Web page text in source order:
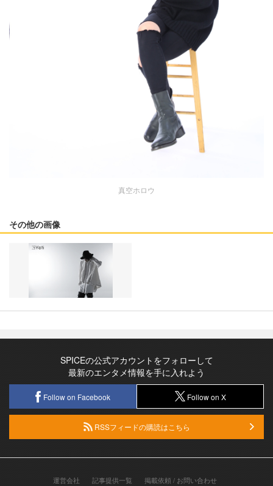
真空ホロウ
その他の画像
SPICEの公式アカウントをフォローして
最新のエンタメ情報を手に入れよう
Follow on Facebook Follow on X
RSSフィードの購読はこちら
運営会社 記事提供一覧 掲載依頼 / お問い合わせ